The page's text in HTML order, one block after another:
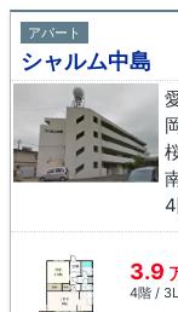
アパート
シャルム中島
3.9
4階 /